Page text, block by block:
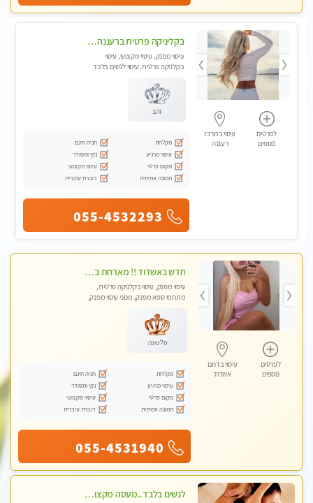
לפרטים
נוספים
עיסוי במרכז
רעננה
בקליניקה פרטית ברעננה עיסוי לחידוש אנרגיות עיסוי מומלץ מאוד !
עיסוי מפנק, עיסוי מקצועי, עיסוי
בקלניקה פרטית, עיסוי לנשים בלבד
זהב
מקלחת
חניה חינם
עיסוי מרגיע
נקי ומסודר
מקום פרטי
עיסוי מקצועי
תמונה אמיתית
דוברת עיברית
055-4532293
לפרטים
נוספים
עיסוי בדרום
אשדוד
חדש באשדוד !! מארחת בדירתי באופן פרטי ודיסקרטי מקום יפה מסודר נקי ואווירה נעימה יחס טוב בבית חםללא מין !!
עיסוי מפנק, עיסוי בקלניקה פרטית,
מתחמי ספא מפנק, מכוני עיסוי מפנק,
פלטינה
מקלחת
חניה חינם
עיסוי מרגיע
נקי ומסודר
מקום פרטי
עיסוי מקצועי
תמונה אמיתית
דוברת עיברית
055-4531940
לנשים בלבד..מעסה מקצועי לנשים בלבד לעיסוי מרגיע ומפנק VIP-מומלץ לחלוטין! פרטי! ​​​​​​